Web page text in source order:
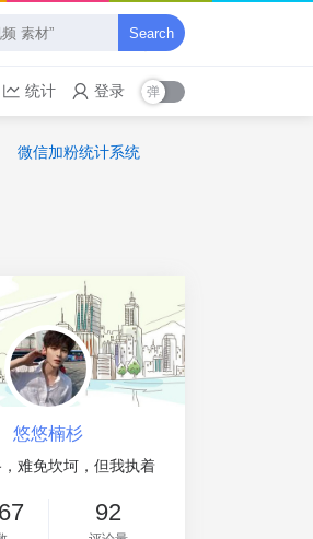
Search
统计 登录
微信加粉统计系统
悠悠楠杉
，难免坎坷，但我执着
92